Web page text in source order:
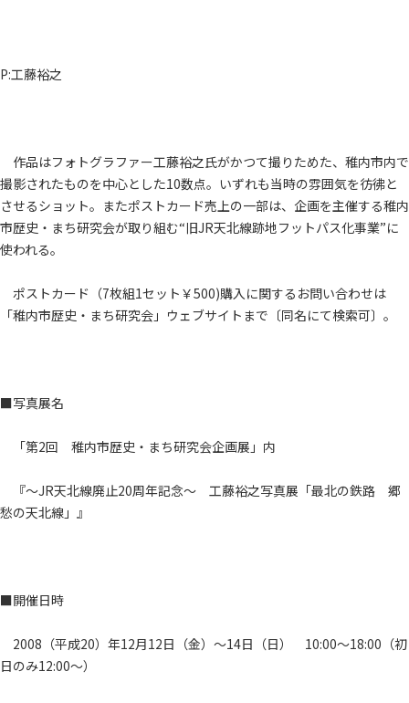
P:工藤裕之
作品はフォトグラファー工藤裕之氏がかつて撮りためた、稚内市内で
撮影されたものを中心とした10数点。いずれも当時の雰囲気を彷彿と
させるショット。またポストカード売上の一部は、企画を主催する稚内
市歴史・まち研究会が取り組む“旧JR天北線跡地フットパス化事業”に
使われる。
ポストカード（7枚組1セット￥500)購入に関するお問い合わせは
「稚内市歴史・まち研究会」ウェブサイトまで〔同名にて検索可〕。
■写真展名
「第2回 稚内市歴史・まち研究会企画展」内
『～JR天北線廃止20周年記念～ 工藤裕之写真展「最北の鉄路 郷
愁の天北線」』
■開催日時
2008（平成20）年12月12日（金）～14日（日） 10:00～18:00（初
日のみ12:00～）